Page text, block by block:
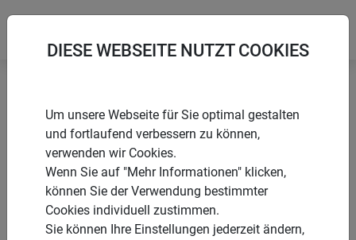
Startseite
Folien & Vliese aus Naturmaterialien
Jute Komposter-Einlage
PRODUKTE
DIESE WEBSEITE NUTZT COOKIES
Um unsere Webseite für Sie optimal gestalten
und fortlaufend verbessern zu können,
verwenden wir Cookies.
Wenn Sie auf "Mehr Informationen" klicken,
können Sie der Verwendung bestimmter
Cookies individuell zustimmen.
Sie können Ihre Einstellungen jederzeit ändern,